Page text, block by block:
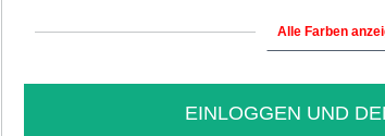
Alle Farben
EINLOGGEN UND